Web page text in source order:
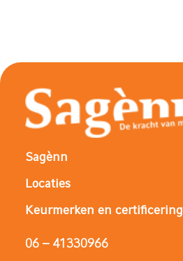
Sagènn
Locaties
Keurmerken en certificering
06 – 41330966